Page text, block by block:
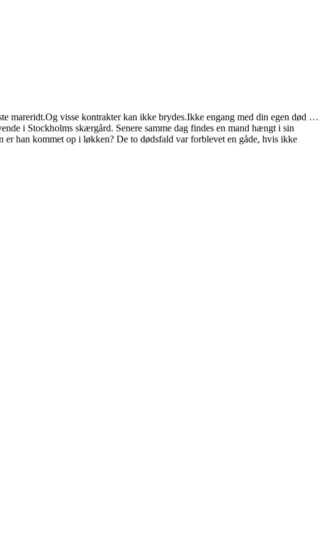
mareridt.Og visse kontrakter kan ikke brydes.Ikke engang med din egen død …
i Stockholms skærgård. Senere samme dag findes en mand hængt i sin
han kommet op i løkken? De to dødsfald var forblevet en gåde, hvis ikke